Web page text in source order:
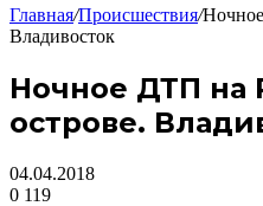
Главная/Происшествия/
Владивосток
Ночное ДТП на
острове.
04.04.2018
0 119